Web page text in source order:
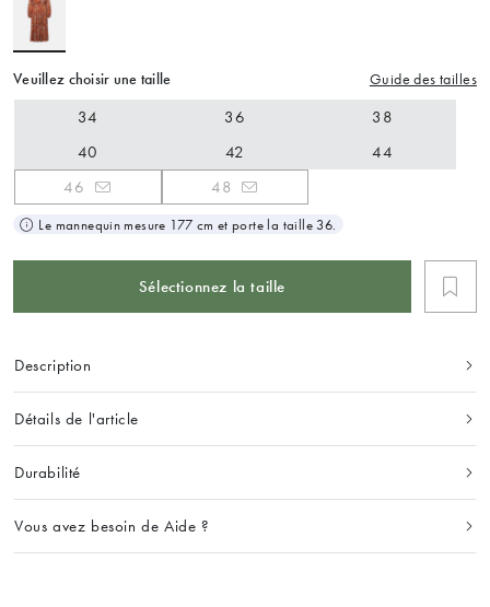
Veuillez choisir une taille Guide des tailles
34 36
38
40
42
44
46
48
Le mannequin mesure 177 cm et porte la taille 36.
Sélectionnez la taille
Description
Détails de l'article
Durabilité
Vous avez besoin de Aide ?